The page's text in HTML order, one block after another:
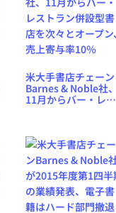
米大手書店チェーン
Barnes & Noble社、
11月からバー・レス
上寄与率10％